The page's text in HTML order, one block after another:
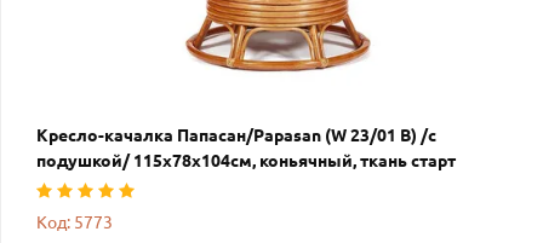
Кресло-качалка Папасан/Papasan (W 23/01 B) /с
подушкой/ 115х78х104см, коньячный, ткань старт
Код: 5773